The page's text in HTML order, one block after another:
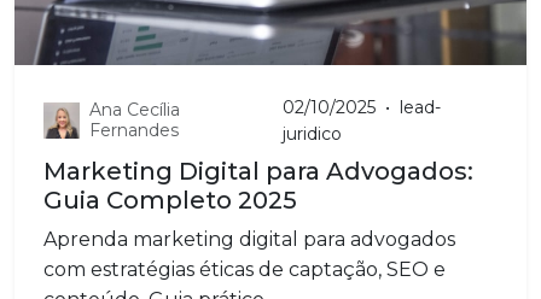
Ana Cecília
Fernandes
02/10/2025 • lead-
juridico
Marketing Digital para Advogados:
Guia Completo 2025
Aprenda marketing digital para advogados
com estratégias éticas de captação, SEO e